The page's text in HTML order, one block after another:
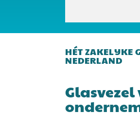
HÉT ZAKELIJKE
NEDERLAND